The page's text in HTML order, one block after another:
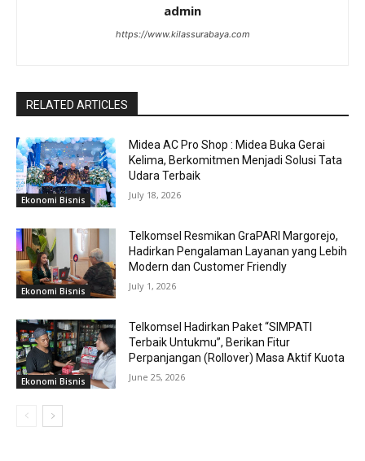
admin
https://www.kilassurabaya.com
RELATED ARTICLES
Ekonomi Bisnis
Midea AC Pro Shop : Midea Buka Gerai
Kelima, Berkomitmen Menjadi Solusi Tata
Udara Terbaik
July 18, 2026
Ekonomi Bisnis
Telkomsel Resmikan GraPARI Margorejo,
Hadirkan Pengalaman Layanan yang Lebih
Modern dan Customer Friendly
July 1, 2026
Ekonomi Bisnis
Telkomsel Hadirkan Paket “SIMPATI
Terbaik Untukmu”, Berikan Fitur
Perpanjangan (Rollover) Masa Aktif Kuota
June 25, 2026